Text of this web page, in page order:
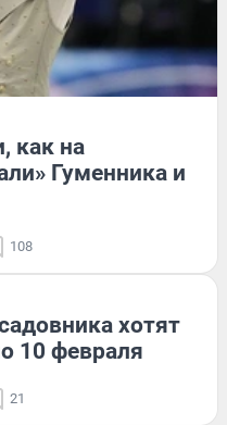
как на
Гуменника и
108
хотят
10 февраля
21